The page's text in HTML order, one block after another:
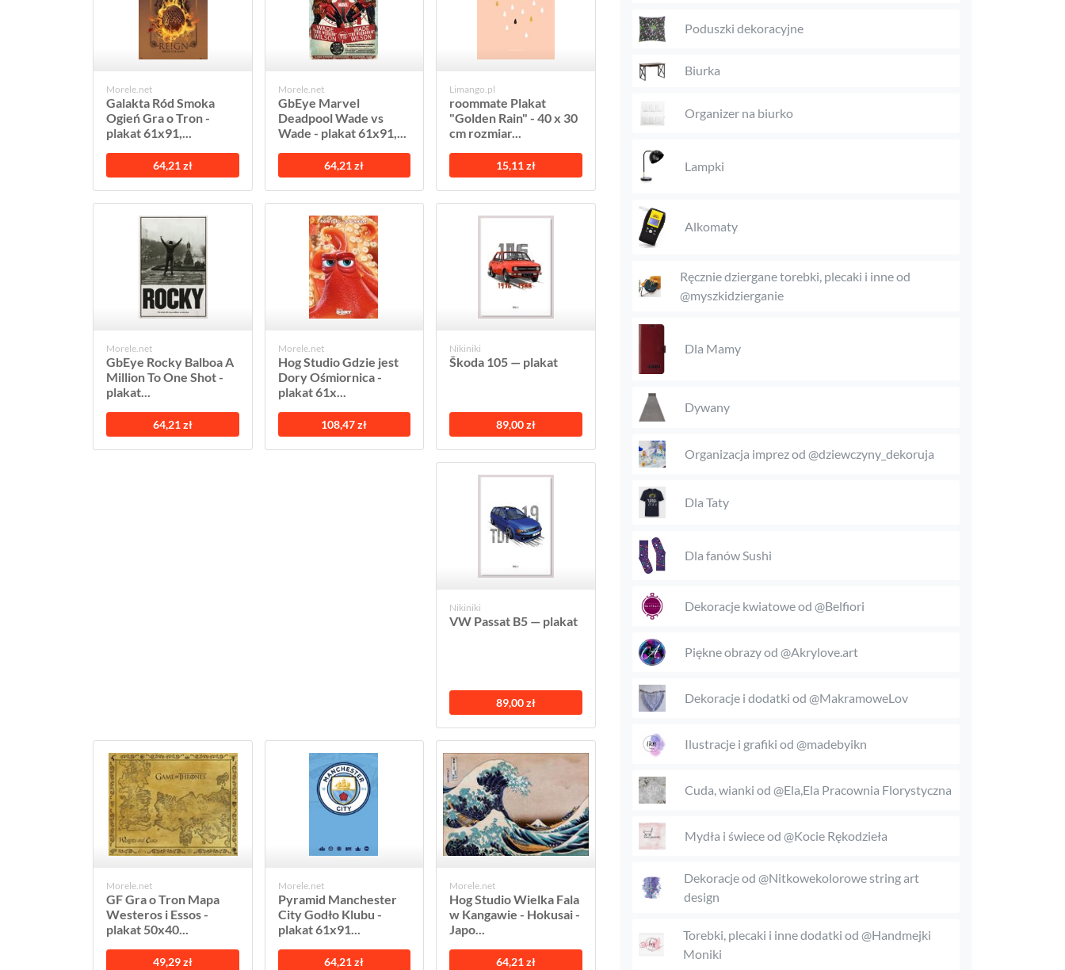
Morele.net
Galakta Ród Smoka
Ogień Gra o Tron -
plakat 61x91,...
64,21 zł
Morele.net
GbEye Marvel
Deadpool Wade vs
Wade - plakat 61x91,...
64,21 zł
Limango.pl
roommate Plakat
"Golden Rain" - 40 x 30
cm rozmiar...
15,11 zł
Morele.net
GbEye Rocky Balboa A
Million To One Shot -
plakat...
64,21 zł
Morele.net
Hog Studio Gdzie jest
Dory Ośmiornica -
plakat 61x...
108,47 zł
Nikiniki
Škoda 105 — plakat
89,00 zł
Nikiniki
VW Passat B5 — plakat
89,00 zł
Morele.net
GF Gra o Tron Mapa
Westeros i Essos -
plakat 50x40...
49,29 zł
Morele.net
Pyramid Manchester
City Godło Klubu -
plakat 61x91...
64,21 zł
Morele.net
Hog Studio Wielka Fala
w Kangawie - Hokusai -
Japo...
64,21 zł
Poduszki dekoracyjne
Biurka
Organizer na biurko
Lampki
Alkomaty
Ręcznie dziergane torebki, plecaki i inne od
@myszkidzierganie
Dla Mamy
Dywany
Organizacja imprez od @dziewczyny_dekoruja
Dla Taty
Dla fanów Sushi
Dekoracje kwiatowe od @Belfiori
Piękne obrazy od @Akrylove.art
Dekoracje i dodatki od @MakramoweLov
Ilustracje i grafiki od @madebyikn
Cuda, wianki od @Ela,Ela Pracownia Florystyczna
Mydła i świece od @Kocie Rękodzieła
Dekoracje od @Nitkowekolorowe string art
design
Torebki, plecaki i inne dodatki od @Handmejki
Moniki